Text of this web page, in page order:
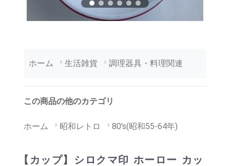
ホーム 生活雑貨 調理器具・料理関連
この商品の他のカテゴリ
ホーム 昭和レトロ 80's(昭和55-64年)
【カップ】シロクマ印 ホーロー カッ